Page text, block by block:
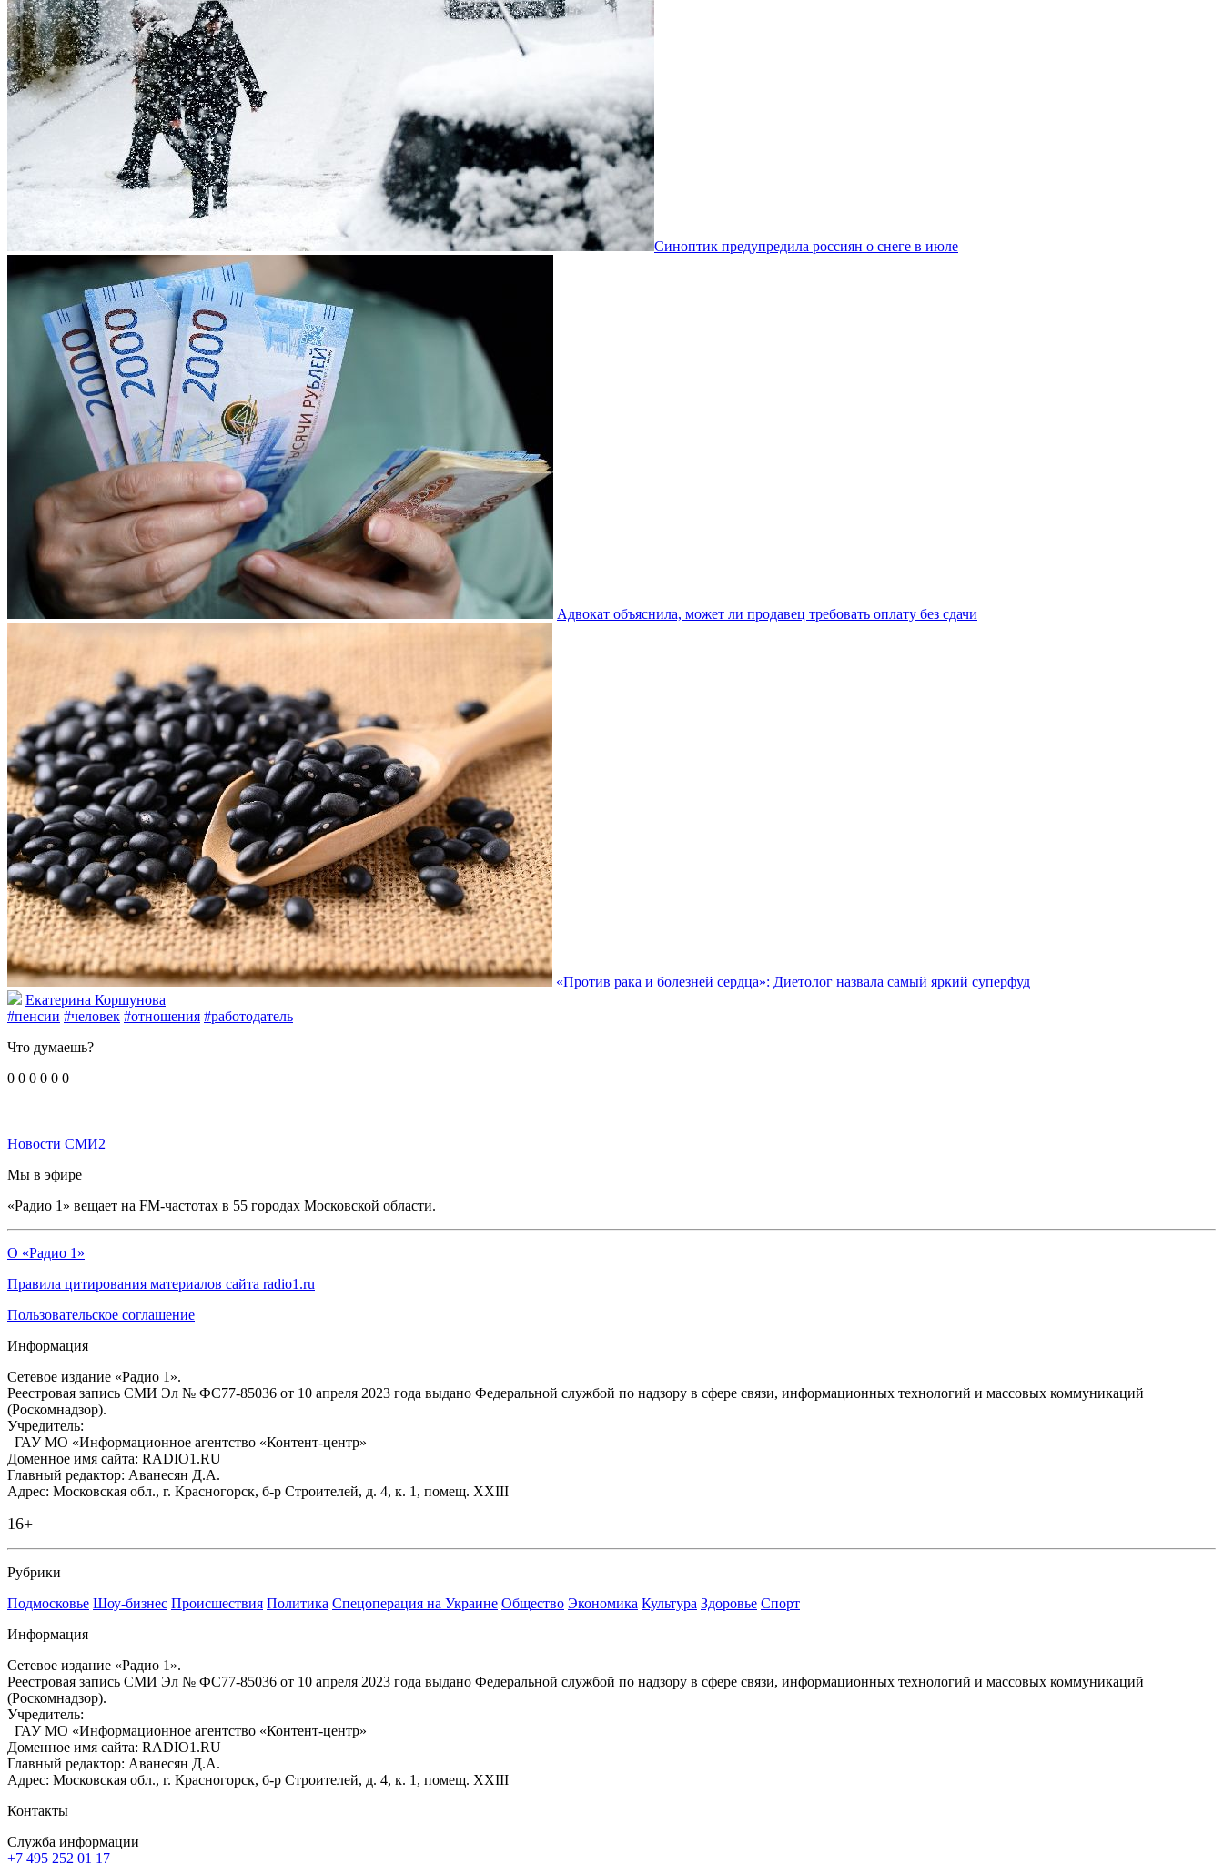
Синоптик предупредила россиян о снеге в июле
Адвокат объяснила, может ли продавец требовать оплату без сдачи
«Против рака и болезней сердца»: Диетолог назвала самый яркий суперфуд
Екатерина Коршунова
#пенсии #человек #отношения #работодатель
Что думаешь?
0 0 0 0 0 0
Новости СМИ2
Мы в эфире
«Радио 1» вещает на FM-частотах в 55 городах Московской области.
О «Радио 1»
Правила цитирования материалов сайта radio1.ru
Пользовательское соглашение
Информация
Сетевое издание «Радио 1».
Реестровая запись СМИ Эл № ФС77-85036 от 10 апреля 2023 года выдано Федеральной службой по надзору в сфере связи, информационных технологий и массовых коммуникаций
(Роскомнадзор).
Учредитель:
ГАУ МО «Информационное агентство «Контент-центр»
Доменное имя сайта: RADIO1.RU
Главный редактор: Аванесян Д.А.
Адрес: Московская обл., г. Красногорск, б-р Строителей, д. 4, к. 1, помещ. XXIII
16+
Рубрики
Подмосковье Шоу-бизнес Происшествия Политика Спецоперация на Украине Общество Экономика Культура Здоровье Спорт
Информация
Сетевое издание «Радио 1».
Реестровая запись СМИ Эл № ФС77-85036 от 10 апреля 2023 года выдано Федеральной службой по надзору в сфере связи, информационных технологий и массовых коммуникаций
(Роскомнадзор).
Учредитель:
ГАУ МО «Информационное агентство «Контент-центр»
Доменное имя сайта: RADIO1.RU
Главный редактор: Аванесян Д.А.
Адрес: Московская обл., г. Красногорск, б-р Строителей, д. 4, к. 1, помещ. XXIII
Контакты
Служба информации
+7 495 252 01 17